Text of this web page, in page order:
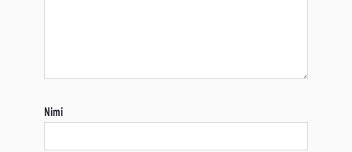
Nimi